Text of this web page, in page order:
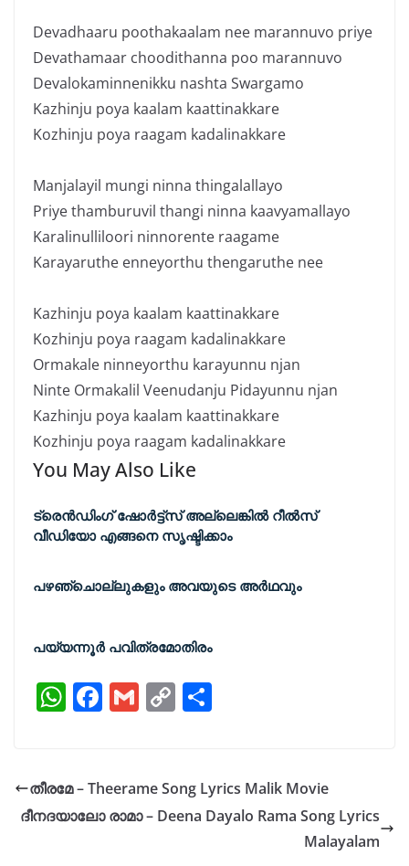
Devadhaaru poothakaalam nee marannuvo priye
Devathamaar choodithanna poo marannuvo
Devalokaminnenikku nashta Swargamo
Kazhinju poya kaalam kaattinakkare
Kozhinju poya raagam kadalinakkare
Manjalayil mungi ninna thingalallayo
Priye thamburuvil thangi ninna kaavyamallayo
Karalinulliloori ninnorente raagame
Karayaruthe enneyorthu thengaruthe nee
Kazhinju poya kaalam kaattinakkare
Kozhinju poya raagam kadalinakkare
Ormakale ninneyorthu karayunnu njan
Ninte Ormakalil Veenudanju Pidayunnu njan
Kazhinju poya kaalam kaattinakkare
Kozhinju poya raagam kadalinakkare
You May Also Like
ട്രെൻഡിംഗ് ഷോർട്ട്സ് അല്ലെങ്കിൽ റീൽസ്
വീഡിയോ എങ്ങനെ സൃഷ്ടിക്കാം
പഴഞ്ചൊല്ലുകളും അവയുടെ അർഥവും
പയ്യന്നൂർ പവിത്രമോതിരം
W
s
A
F
e
b
G
l
C
y
Li
e
തീരമേ – Theerame Song Lyrics Malik Movie
ദീനദയാലോ രാമാ – Deena Dayalo Rama Song Lyrics
Malayalam